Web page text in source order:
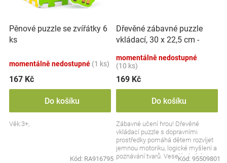
Pěnové puzzle se zvířátky 6
ks
momentálně nedostupné (1 ks)
167 Kč
Do košíku
Věk:3+,
Kód: RA916795
Dřevěné zábavné puzzle
vkládací, 30 x 22,5 cm -
momentálně nedostupné
(10 ks)
169 Kč
Do košíku
Zábavné učení hrou! Dřevěné
vkládací puzzle s dopravními
prostředky pomáhá dětem rozvíjet
jemnou motoriku, logické myšlení a
poznávání tvarů. Veselé obrázky
Kód: 95509801